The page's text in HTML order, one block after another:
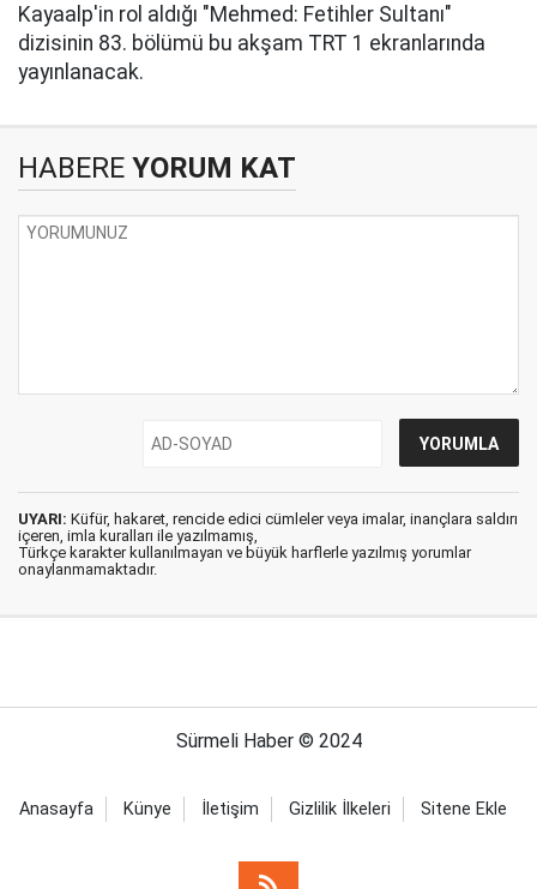
Kayaalp'in rol aldığı "Mehmed: Fetihler Sultanı"
dizisinin 83. bölümü bu akşam TRT 1 ekranlarında
yayınlanacak.
HABERE YORUM KAT
UYARI: Küfür, hakaret, rencide edici cümleler veya imalar, inançlara saldırı
içeren, imla kuralları ile yazılmamış,
Türkçe karakter kullanılmayan ve büyük harflerle yazılmış yorumlar
onaylanmamaktadır.
Sürmeli Haber © 2024
Anasayfa Künye İletişim Gizlilik İlkeleri Sitene Ekle